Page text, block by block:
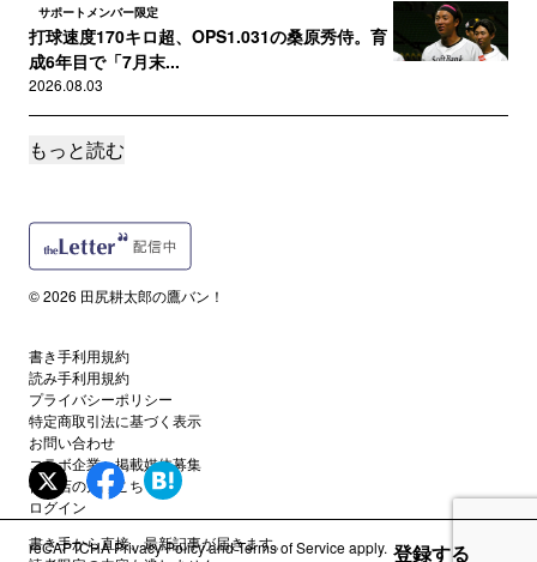
サポートメンバー限定
打球速度170キロ超、OPS1.031の桑原秀侍。育
成6年目で「7月末...
2026.08.03
サポートメンバー限定
2026.08.03
秋広優人がトップタイ8号も、斉藤和巳2軍監督
2026.08.02
サポートメンバー限定
波乱起きた！九州アジアリーグ後期Ｔ初日／試
合レポート＆写真
2026.08.01
読者限定
もっと読む
書き手から直接、最新記事が届きます。
登録する
© 2026 田尻耕太郎の鷹バン！
書き手利用規約
読み手利用規約
プライバシーポリシー
特定商取引法に基づく表示
お問い合わせ
コラボ企業・掲載媒体募集
代理店の方はこちら
ログイン
reCAPTCHAPrivacy PolicyandTerms of Serviceapply.